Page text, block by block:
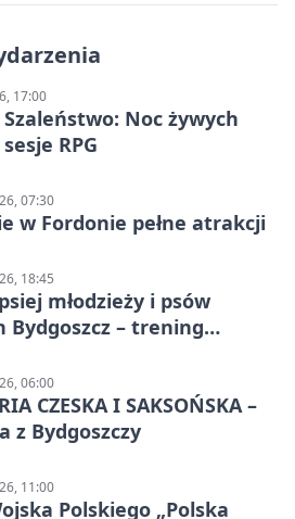
17:00
Szaleństwo: Noc żywych
RPG
07:30
w Fordonie pełne atrakcji
18:45
młodzieży i psów
Bydgoszcz – trening
06:00
CZESKA I SAKSOŃSKA –
z Bydgoszczy
11:00
Polskiego „Polska